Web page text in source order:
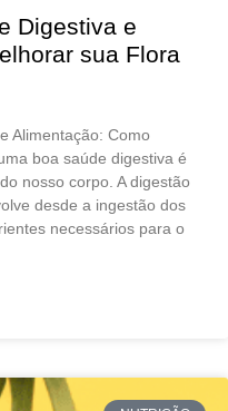
Digestiva e
sua Flora
Alimentação: Como
boa saúde digestiva é
nosso corpo. A digestão
desde a ingestão dos
necessários para o